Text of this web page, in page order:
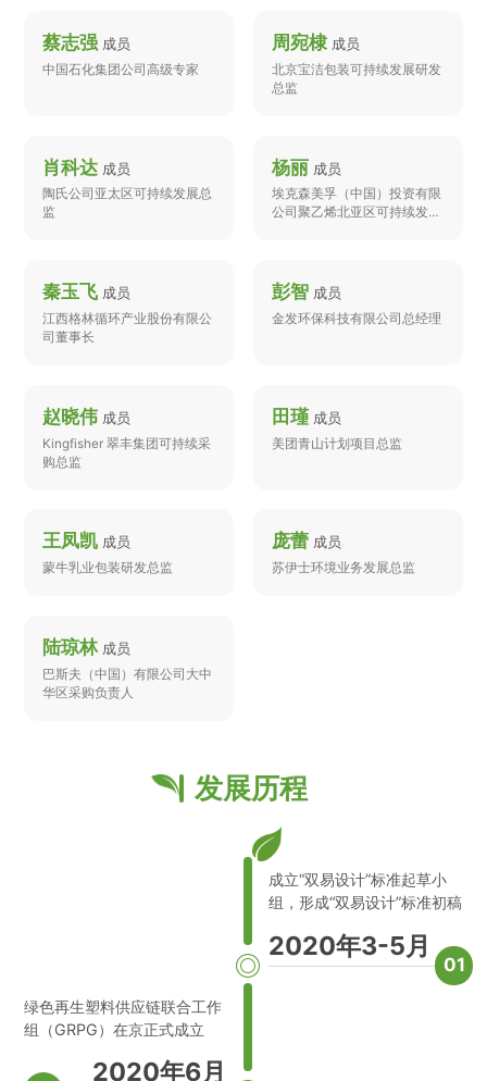
蔡志强 成员
中国石化集团公司高级专家
周宛棣 成员
北京宝洁包装可持续发展研发
总监
肖科达 成员
陶氏公司亚太区可持续发展总
监
杨丽 成员
埃克森美孚（中国）投资有限
公司聚乙烯北亚区可持续发展
秦玉飞 成员
江西格林循环产业股份有限公
司董事长
彭智 成员
金发环保科技有限公司总经理
赵晓伟 成员
Kingfisher 翠丰集团可持续采
购总监
田瑾 成员
美团青山计划项目总监
王凤凯 成员
蒙牛乳业包装研发总监
庞蕾 成员
苏伊士环境业务发展总监
陆琼林 成员
巴斯夫（中国）有限公司大中
华区采购负责人
发展历程
成立“双易设计”标准起草小
组，形成“双易设计”标准初稿
2020年3-5月
01
绿色再生塑料供应链联合工作
组（GRPG）在京正式成立
2020年6月